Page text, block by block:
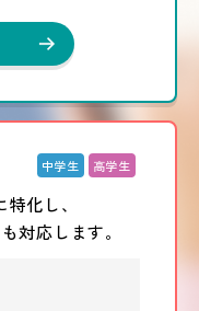
中学生 高学生
化し、
対応します。